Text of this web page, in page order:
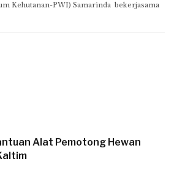
Kehutanan-PWI) Samarinda bekerjasama
Alat Pemotong Hewan